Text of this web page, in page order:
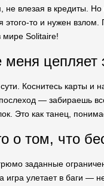
не влезая в кредиты.
этого-то и нужен
мире Solitaire!
цепляет
Коснитесь карты и
— забираешь
Это как танец,
о том, что
заданные
игра улетает в баги —